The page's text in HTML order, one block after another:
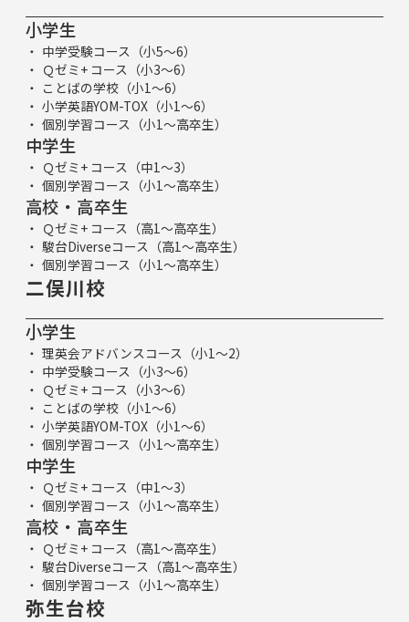
小学生
中学受験コース（小5～6）
Ｑゼミ+ コース（小3～6）
ことばの学校（小1～6）
小学英語YOM-TOX（小1～6）
個別学習コース（小1～高卒生）
中学生
Ｑゼミ+ コース（中1～3）
個別学習コース（小1～高卒生）
高校・高卒生
Ｑゼミ+ コース（高1～高卒生）
駿台Diverseコース（高1～高卒生）
個別学習コース（小1～高卒生）
二俣川校
小学生
理英会アドバンスコース（小1～2）
中学受験コース（小3～6）
Ｑゼミ+ コース（小3～6）
ことばの学校（小1～6）
小学英語YOM-TOX（小1～6）
個別学習コース（小1～高卒生）
中学生
Ｑゼミ+ コース（中1～3）
個別学習コース（小1～高卒生）
高校・高卒生
Ｑゼミ+ コース（高1～高卒生）
駿台Diverseコース（高1～高卒生）
個別学習コース（小1～高卒生）
弥生台校